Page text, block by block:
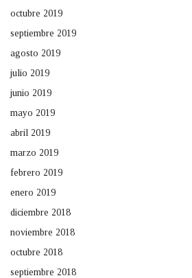
octubre 2019
septiembre 2019
agosto 2019
julio 2019
junio 2019
mayo 2019
abril 2019
marzo 2019
febrero 2019
enero 2019
diciembre 2018
noviembre 2018
octubre 2018
septiembre 2018